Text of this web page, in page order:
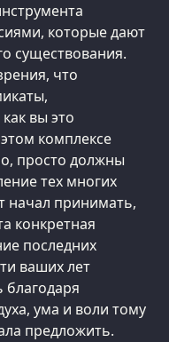
которые дают
существования.
что
вы это
комплексе
просто должны
тех многих
начал принимать,
конкретная
последних
ваших лет
благодаря
ума и воли тому
предложить.